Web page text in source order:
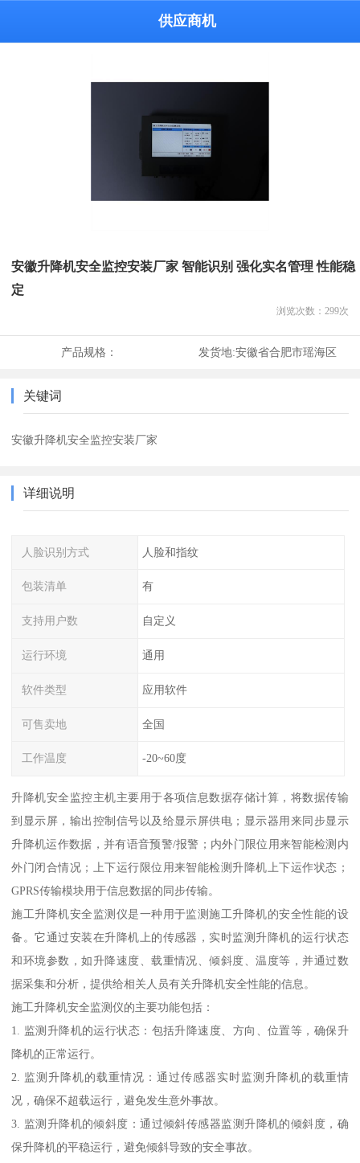
供应商机
安徽升降机安全监控安装厂家 智能识别 强化实名管理 性能稳
定
浏览次数： 299次
产品规格： 发货地:安徽省合肥市瑶海区
关键词
安徽升降机安全监控安装厂家
详细说明
人脸识别方式 人脸和指纹
包装清单 有
支持用户数 自定义
运行环境 通用
软件类型 应用软件
可售卖地 全国
工作温度 -20~60度
升降机安全监控主机主要用于各项信息数据存储计算，将数据传输
到显示屏，输出控制信号以及给显示屏供电；显示器用来同步显示
升降机运作数据，并有语音预警/报警；内外门限位用来智能检测内
外门闭合情况；上下运行限位用来智能检测升降机上下运作状态；
GPRS传输模块用于信息数据的同步传输。
施工升降机安全监测仪是一种用于监测施工升降机的安全性能的设
备。它通过安装在升降机上的传感器，实时监测升降机的运行状态
和环境参数，如升降速度、载重情况、倾斜度、温度等，并通过数
据采集和分析，提供给相关人员有关升降机安全性能的信息。
施工升降机安全监测仪的主要功能包括：
1. 监测升降机的运行状态：包括升降速度、方向、位置等，确保升
降机的正常运行。
2. 监测升降机的载重情况：通过传感器实时监测升降机的载重情
况，确保不超载运行，避免发生意外事故。
3. 监测升降机的倾斜度：通过倾斜传感器监测升降机的倾斜度，确
保升降机的平稳运行，避免倾斜导致的安全事故。